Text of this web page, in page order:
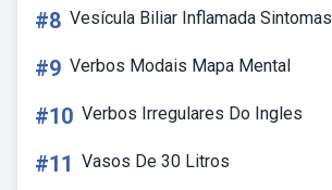
#8 Vesícula Biliar Inflamada Sintomas
#9 Verbos Modais Mapa Mental
#10 Verbos Irregulares Do Ingles
#11 Vasos De 30 Litros